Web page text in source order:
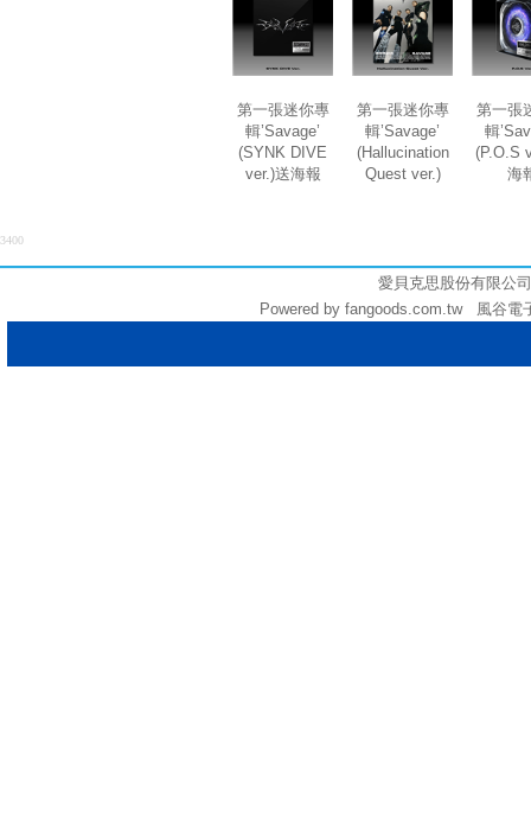
第一張迷你專
輯’Savage’
(SYNK DIVE
ver.)送海報
第一張迷你專
輯’Savage’
(Hallucination
Quest ver.)
第一張
輯
(P.O.S
海
3400
愛貝克思股份有限
Powered by fangoods.com.tw 風谷電子商